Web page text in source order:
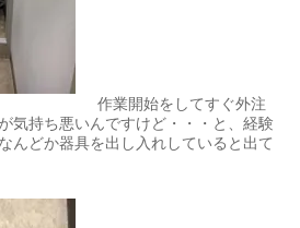
作業開始をしてすぐ外注
気持ち悪いんですけど・・・と、経験
んどか器具を出し入れしていると出て